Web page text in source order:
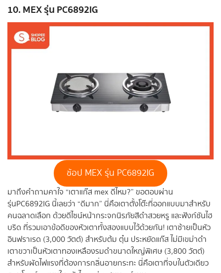
10. MEX รุ่น PC6892IG
ช้อป MEX รุ่น PC6892IG
มาถึงคำถามคาใจ “เตาแก๊ส mex ดีไหม?” ขอตอบผ่าน
รุ่นPC6892IG นี้เลยว่า “ดีมาก” นี่คือเตาตั้งโต๊ะที่ออกแบบมาสำหรับ
คนฉลาดเลือก ด้วยดีไซน์หน้ากระจกนิรภัยสีดำสวยหรู และฟังก์ชันไฮ
บริด ที่รวมเอาข้อดีของหัวเตาทั้งสองแบบไว้ด้วยกัน! เตาซ้ายเป็นหัว
อินฟราเรด (3,000 วัตต์) สำหรับต้ม ตุ๋น ประหยัดแก๊ส ไม่มีเขม่าดำ
เตาขวาเป็นหัวเตาทองเหลืองรมดำขนาดใหญ่พิเศษ (3,800 วัตต์)
สำหรับผัดไฟแรงที่ต้องการกลิ่นอายกระทะ นี่คือเตาที่จบในตัวเดียว